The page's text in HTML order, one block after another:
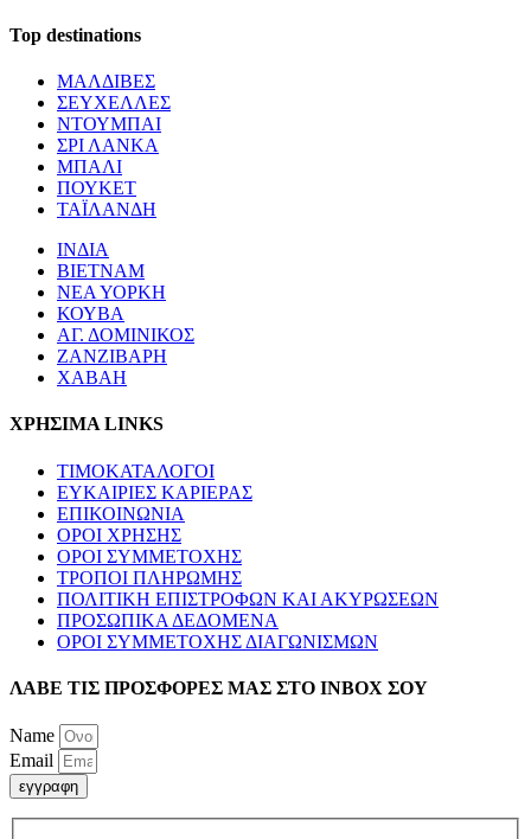
Top destinations
ΜΑΛΔΙΒΕΣ
ΣΕΥΧΕΛΛΕΣ
ΝΤΟΥΜΠΑΙ
ΣΡΙ ΛΑΝΚΑ
ΜΠΑΛΙ
ΠΟΥΚΕΤ
ΤΑΪΛΑΝΔΗ
ΙΝΔΙΑ
ΒΙΕΤΝΑΜ
ΝΕΑ ΥΟΡΚΗ
ΚΟΥΒΑ
ΑΓ. ΔΟΜΙΝΙΚΟΣ
ΖΑΝΖΙΒΑΡΗ
ΧΑΒΑΗ
ΧΡΗΣΙΜΑ LINKS
ΤΙΜΟΚΑΤΑΛΟΓΟΙ
ΕΥΚΑΙΡΙΕΣ ΚΑΡΙΕΡΑΣ
ΕΠΙΚΟΙΝΩΝΙΑ
ΟΡΟΙ ΧΡΗΣΗΣ
ΟΡΟΙ ΣΥΜΜΕΤΟΧΗΣ
ΤΡΟΠΟΙ ΠΛΗΡΩΜΗΣ
ΠΟΛΙΤΙΚΗ ΕΠΙΣΤΡΟΦΩΝ ΚΑΙ ΑΚΥΡΩΣΕΩΝ
ΠΡΟΣΩΠΙΚΑ ΔΕΔΟΜΕΝΑ
ΟΡΟΙ ΣΥΜΜΕΤΟΧΗΣ ΔΙΑΓΩΝΙΣΜΩΝ
ΛΑΒΕ ΤΙΣ ΠΡΟΣΦΟΡΕΣ ΜΑΣ ΣΤΟ ΙΝΒΟΧ ΣΟΥ
Name
Email
εγγραφη